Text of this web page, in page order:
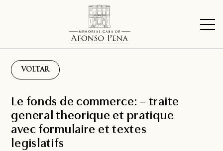
VOLTAR
Le fonds de commerce: – traite
general theorique et pratique
avec formulaire et textes
legislatifs